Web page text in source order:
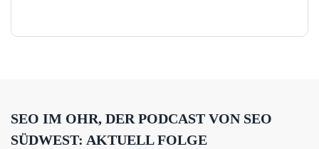
SEO IM OHR, DER PODCAST VON SEO
SÜDWEST: AKTUELL FOLGE